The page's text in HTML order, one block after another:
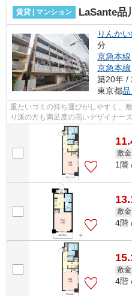
賃貸 | マンション LaSante品
りんか
分
京急本線
京急本線
築20年 /
東京都
重たいゴミの持ち運びがしやすく、
り派の方も満足度の高いデザイナー
です。初期費用はカードで決済いた
敷金
1階
敷金
4階
敷金
4階